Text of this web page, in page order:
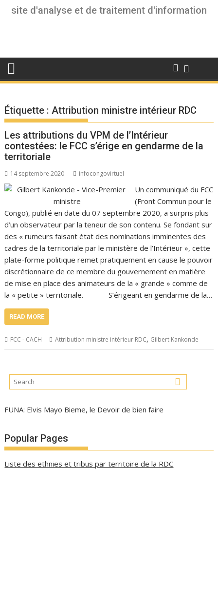
site d'analyse et de traitement d'information
Étiquette :Attribution ministre intérieur RDC
Les attributions du VPM de l’Intérieur
contestées: le FCC s’érige en gendarme de la
territoriale
14 septembre 2020 infocongovirtuel
Un communiqué du FCC
(Front Commun pour le
Congo), publié en date du 07 septembre 2020, a surpris plus
d’un observateur par la teneur de son contenu. Se fondant sur
des « rumeurs faisant état des nominations imminentes des
cadres de la territoriale par le ministère de l’Intérieur », cette
plate-forme politique remet pratiquement en cause le pouvoir
discrétionnaire de ce membre du gouvernement en matière
de mise en place des animateurs de la « grande » comme de
la « petite » territoriale. S’érigeant en gendarme de la…
READ MORE
FCC - CACH Attribution ministre intérieur RDC, Gilbert Kankonde
FUNA: Elvis Mayo Bieme, le Devoir de bien faire
Popular Pages
Liste des ethnies et tribus par territoire de la RDC